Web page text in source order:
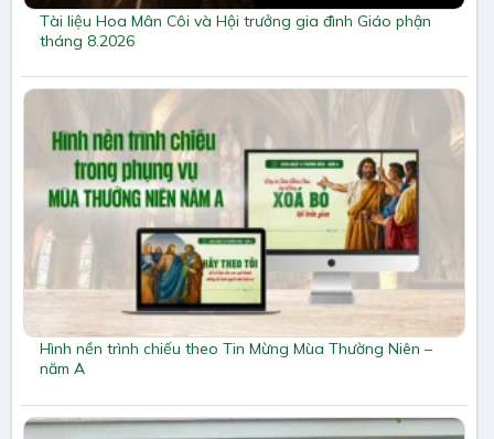
Tài liệu Hoa Mân Côi và Hội trưởng gia đình Giáo phận
tháng 8.2026
Hình nền trình chiếu theo Tin Mừng Mùa Thường Niên –
năm A